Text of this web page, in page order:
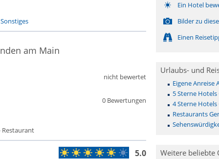
Sonstiges
am Main
0 Bewertungen
nicht bewertet
Restaurant
5.0
Ein Hotel
Bilder zu
Einen
Urlaubs- und
Eigene Anreise
5 Sterne
4 Sterne
Restaurants
Weitere beliebte